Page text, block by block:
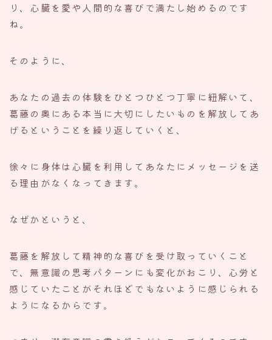
り、心臓を愛や人間的な喜びで満たし始めるのです
ね。
そのように、
あなたの過去の体験をひとつひとつ丁寧に紐解いて、
葛藤の奥にある本当に大切にしたいものを解放してあ
げるということを繰り返していくと、
徐々に身体は心臓を利用してあなたにメッセージを送
る理由がなくなってきます。
なぜかというと、
葛藤を解放して精神的な喜びを受け取っていくこと
で、無意識の思考パターンにも変化がおこり、心労と
感じていたことがそれほどでもないように感じられる
ようになるからです。